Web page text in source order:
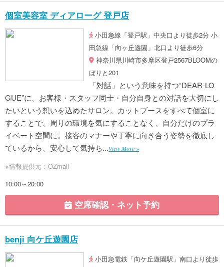
個室美容室 ディアローグ 登戸店
小田急線「登戸駅」中央口より徒歩2分 小
田急線「向ヶ丘遊園」北口より徒歩6分
神奈川県川崎市多摩区登戸2567BLOOMの
ぼりと201
「対話」という意味を持つ“DEAR-LO
GUE”に、お客様・スタッフ同士・自分自身との対話を大切にし
たいという想いを込めたサロン。カットブースをすべて個室に
することで、周りの環境を気にすることなく、自分だけのプラ
イベート空間に。接客のマナーや丁寧に向き合う姿勢を徹底し
ているから、安心して気持ち...View More »
※情報提供元：OZmall
10:00～20:00
空席確認・ネット予約
benji 向ケ丘遊園店
小田急電鉄「向ケ丘遊園駅」南口より徒歩